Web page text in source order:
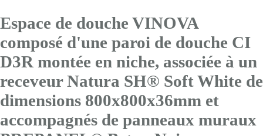
Espace de douche VINOVA
composé d'une paroi de douche CI
D3R montée en niche, associée à un
receveur Natura SH® Soft White de
dimensions 800x800x36mm et
accompagnés de panneaux muraux